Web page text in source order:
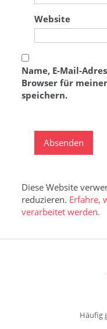
Website
Name, E-Mail-
Browser für
speichern.
Diese Website
reduzieren. Erfahre,
verarbeitet werden.
Häufig